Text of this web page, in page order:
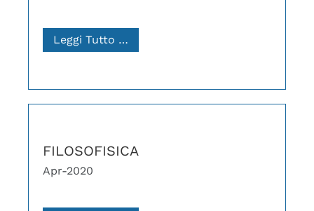
Leggi Tutto …
FILOSOFISICA
Apr-2020